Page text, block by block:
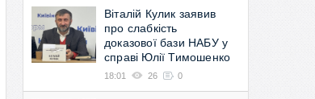
Віталій Кулик заявив
про слабкість
доказової бази НАБУ у
справі Юлії Тимошенко
18:01 26 0